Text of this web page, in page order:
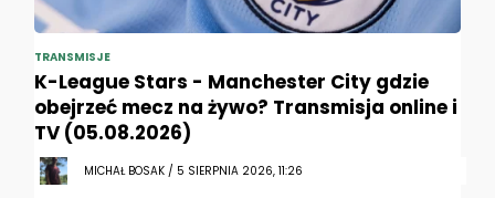
TRANSMISJE
K-League Stars - Manchester City gdzie
obejrzeć mecz na żywo? Transmisja online i
TV (05.08.2026)
MICHAŁ BOSAK / 5 SIERPNIA 2026, 11:26